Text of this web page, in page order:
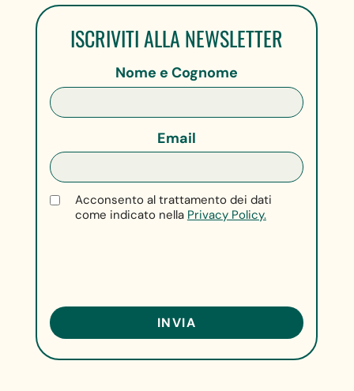
ISCRIVITI ALLA NEWSLETTER
Nome e Cognome
Email
Acconsento al trattamento dei dati
come indicato nella Privacy Policy.